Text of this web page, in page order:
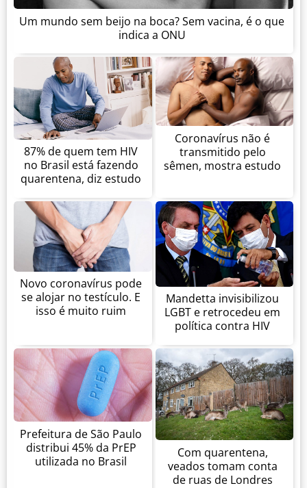
Um mundo sem beijo na boca? Sem vacina, é o que
indica a ONU
87% de quem tem HIV
no Brasil está fazendo
quarentena, diz estudo
Coronavírus não é
transmitido pelo
sêmen, mostra estudo
Novo coronavírus pode
se alojar no testículo. E
isso é muito ruim
Mandetta invisibilizou
LGBT e retrocedeu em
política contra HIV
Prefeitura de São Paulo
distribui 45% da PrEP
utilizada no Brasil
Com quarentena,
veados tomam conta
de ruas de Londres